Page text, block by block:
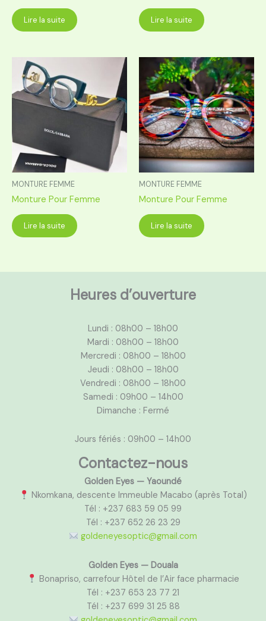
Lire la suite Lire la suite
MONTURE FEMME
Monture Pour Femme
Lire la suite
MONTURE FEMME
Monture Pour Femme
Lire la suite
Heures d’ouverture
Lundi : 08h00 – 18h00
Mardi : 08h00 – 18h00
Mercredi : 08h00 – 18h00
Jeudi : 08h00 – 18h00
Vendredi : 08h00 – 18h00
Samedi : 09h00 – 14h00
Dimanche : Fermé
Jours fériés : 09h00 – 14h00
Contactez-nous
Golden Eyes — Yaoundé
Nkomkana, descente Immeuble Macabo (après Total)
Tél : +237 683 59 05 99
Tél : +237 652 26 23 29
goldeneyesoptic@gmail.com
Golden Eyes — Douala
Bonapriso, carrefour Hôtel de l’Air face pharmacie
Tél : +237 653 23 77 21
Tél : +237 699 31 25 88